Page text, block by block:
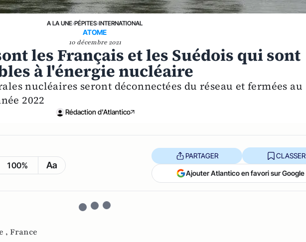
A LA UNE›PÉPITES›INTERNATIONAL
ATOME
10 décembre 2021
les Français et les Suédois qui sont
à l'énergie nucléaire
nucléaires seront déconnectées du réseau et fermées au
2022
Rédaction d'Atlantico
100% Aa
PARTAGER CLASSER
Ajouter Atlantico en favori sur Google
, France